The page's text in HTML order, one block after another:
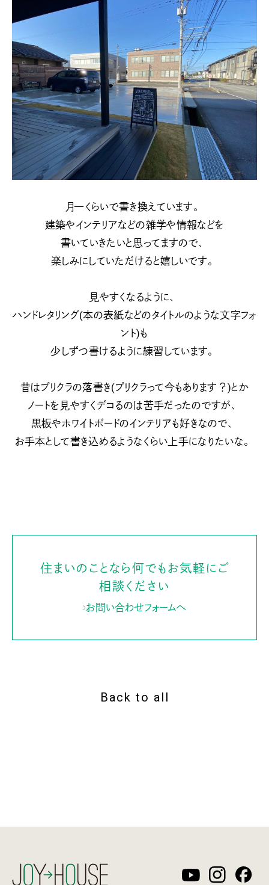
月一くらいで書き換えています。
建築やインテリアなどの雑学や情報などを
書いていきたいと思ってますので、
楽しみにしていただけると嬉しいです。
見やすくなるように、
ハンドレタリング(本の表紙などのタイトルのような文字フォ
ント)も
少しずつ書けるように練習しています。
昔はプリクラの落書き(プリクラって今もあります？)とか
ノートを見やすくデコるのは苦手だったのですが、
黒板やホワイトボードのインテリアも好きなので、
お手本として書き込めるようなくらい上手になりたいな。
住まいのことなら何でもお気軽にご
相談ください
お問い合わせフォームへ
Back to all